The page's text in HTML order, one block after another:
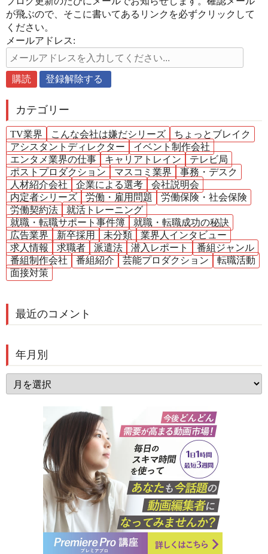
が飛ぶので、そこに書いてあるリンクを必ずクリックして
ください。
メールアドレス:
カテゴリー
TV業界 こんな会社は嫌だシリーズ
ちょっとブレイク
アシスタントディレクター
イベント制作会社
エンタメ業界の仕事
キャリアトレイン
テレビ局
ポストプロダクション
マスコミ業界
事務・デスク
人材紹介会社
企業による選考
会社説明会
内定者シリーズ
労働・雇用問題
労働保険・社会保険
労働契約法
就活トレーニング
就職・転職サポート事件簿
就職・転職成功の秘訣
広告業界
新卒採用 未分類
業界人インタビュー
求人情報
求職者 派遣法 潜入レポート
番組ジャンル
番組制作会社
番組紹介 芸能プロダクション
転職活動
面接対策
最近のコメント
年月別
月